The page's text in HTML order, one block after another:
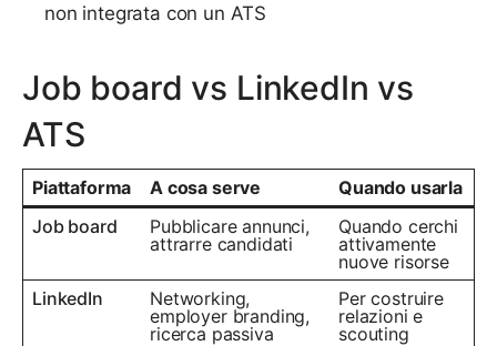
non integrata con un ATS
Job board vs LinkedIn vs
ATS
Piattaforma A cosa serve
Quando usarla
Job board
Pubblicare annunci,
attrarre candidati
Quando cerchi
attivamente
nuove risorse
LinkedIn
Networking,
employer branding,
ricerca passiva
Per costruire
relazioni e
scouting